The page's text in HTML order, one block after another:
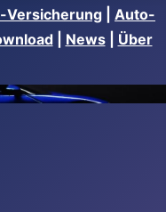
Versicherung
Auto-
| News| Über